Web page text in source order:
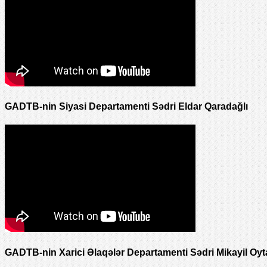
GADTB-nin Siyasi Departamenti Sədri Eldar Qaradağlı
GADTB-nin Xarici Əlaqələr Departamenti Sədri Mikayil